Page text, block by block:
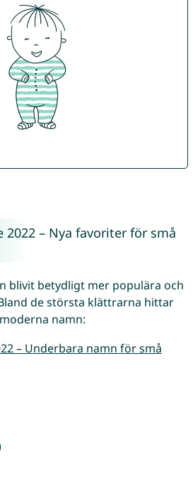
– Nya favoriter för små
blivit betydligt mer populära och
de största klättrarna hittar
namn:
– Underbara namn för små